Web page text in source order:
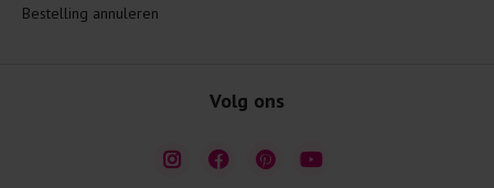
Bestelling annuleren
Volg ons